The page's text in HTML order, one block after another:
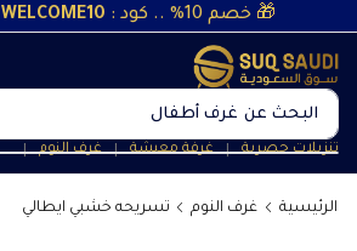
🎁 خصم 10% .. كود : WELCOME10
البحث عن غرف أطفال
تنزيلات حصرية ❘ غرفة معيشة ❘ غرف النوم ❘
الرئيسية غرف النوم تسريحه خشبي ايطالي